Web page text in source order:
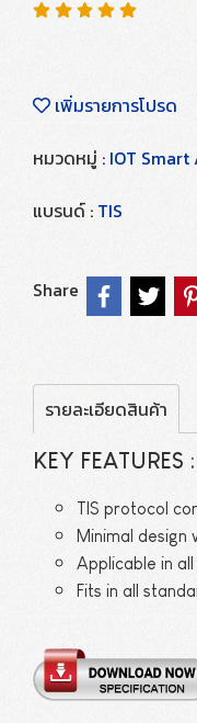
เพิ่มรายการโปรด
หมวดหมู่ : IOT
แบรนด์ : TIS
Share
รายละเอียดสินค้า
KEY FEATURES :
TIS protocol
Minimal design
Applicable in
Fits in all